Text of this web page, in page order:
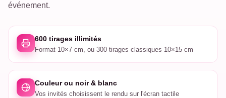
événement.
600 tirages illimités
Format 10×7 cm, ou 300 tirages classiques 10×15 cm
Couleur ou noir & blanc
Vos invités choisissent le rendu sur l'écran tactile